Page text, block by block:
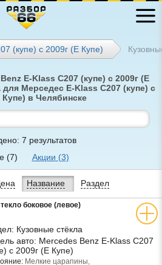
(купе) с 2009г (Е Купе)
E-Klass C207 (купе) с 2009г (Е
для Мерседес E-Klass C207 (купе) с
Купе) в Челябинске
7 результатов
(7) Акции (3)
Название Раздел
боковое (левое)
Кузовные стёкла
авто: Mercedes Benz E-Klass C207
с 2009г (Е Купе)
Мелкие царапины,